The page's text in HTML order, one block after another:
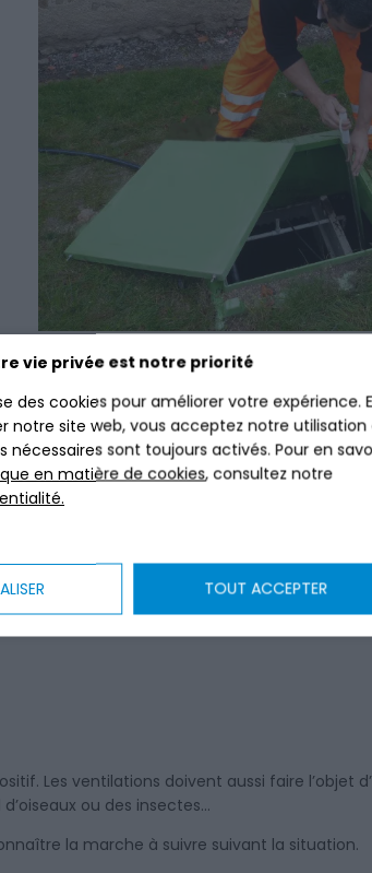
vie privée est notre priorité
des cookies pour améliorer votre expérience.
notre site web, vous acceptez notre utilisation
nécessaires sont toujours activés. Pour en
en matière de cookies, consultez notre
TOUT ACCEPTER
D’UNE
obligatoire. Vous pouvez contrôler le bon
de vérifier le bon fonctionnement
Les ventilations doivent aussi faire l’objet
ou des insectes…
la marche à suivre suivant la situation.